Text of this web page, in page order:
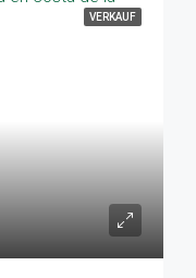
VERKAUF